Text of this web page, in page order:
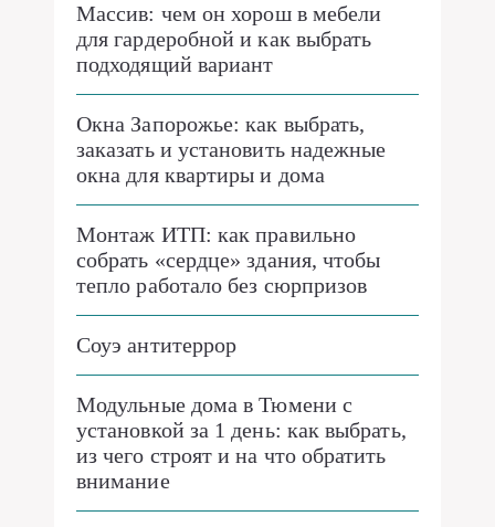
Массив: чем он хорош в мебели
для гардеробной и как выбрать
подходящий вариант
Окна Запорожье: как выбрать,
заказать и установить надежные
окна для квартиры и дома
Монтаж ИТП: как правильно
собрать «сердце» здания, чтобы
тепло работало без сюрпризов
Соуэ антитеррор
Модульные дома в Тюмени с
установкой за 1 день: как выбрать,
из чего строят и на что обратить
внимание